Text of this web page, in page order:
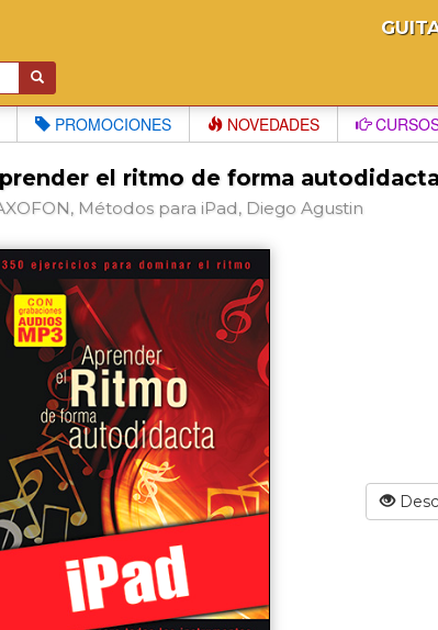
PROMOCIONES NOVEDADES
el ritmo de forma
Métodos para iPad, Diego Agustin